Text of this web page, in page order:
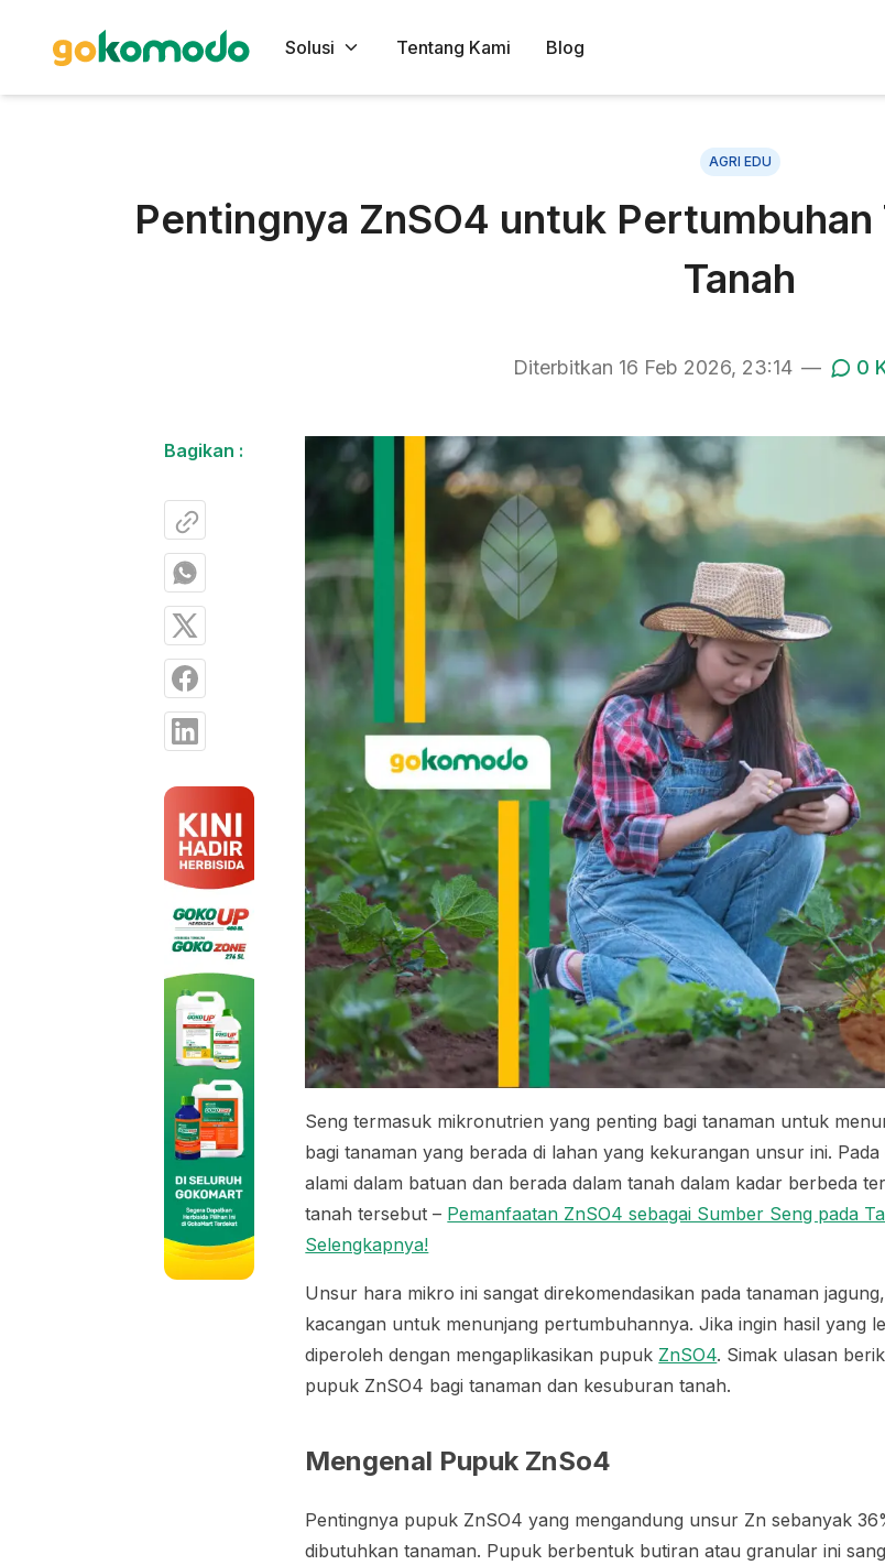
Solusi Tentang Kami Blog
AGRI EDU
Pentingnya ZnSO4 untuk Pertumbuhan
Tanah
Diterbitkan 16 Feb 2026, 23:14 — 0
Bagikan :
Seng termasuk mikronutrien yang penting bagi tanaman untuk
bagi tanaman yang berada di lahan yang kekurangan unsur ini.
alami dalam batuan dan berada dalam tanah dalam kadar berbeda
tanah tersebut – Pemanfaatan ZnSO4 sebagai Sumber Seng pada
Selengkapnya!
Unsur hara mikro ini sangat direkomendasikan pada tanaman
kacangan untuk menunjang pertumbuhannya. Jika ingin hasil yang
diperoleh dengan mengaplikasikan pupuk ZnSO4. Simak ulasan
pupuk ZnSO4 bagi tanaman dan kesuburan tanah.
Mengenal Pupuk ZnSo4
Pentingnya pupuk ZnSO4 yang mengandung unsur Zn sebanyak
dibutuhkan tanaman. Pupuk berbentuk butiran atau granular ini